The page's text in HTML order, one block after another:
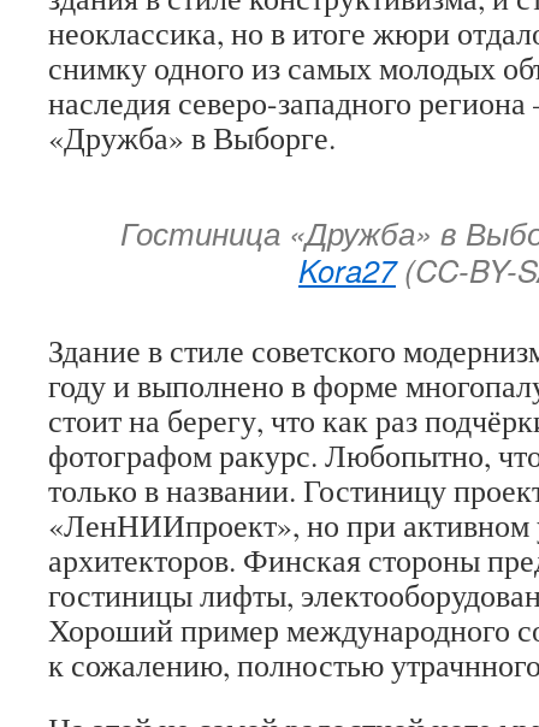
неоклассика, но в итоге жюри
снимку одного из самых молодых
наследия северо-западного
«Дружба» в Выборге.
Гостиница «Дружба» в
Kora27(CC-BY-
Здание в стиле советского
году и выполнено в форме
стоит на берегу, что как раз
фотографом ракурс. Любопытно,
только в названии. Гостиницу
«ЛенНИИпроект», но при активном
архитекторов. Финская стороны
гостиницы лифты,
Хороший пример международного
к сожалению, полностью